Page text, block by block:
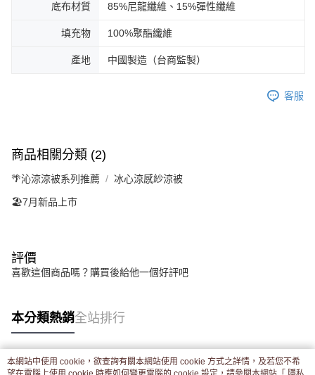
底布材質 85%尼龍纖維、15%彈性纖維
填充物 100%聚酯纖維
產地 中國製造（台商監製）
客服
商品相關分類 (2)
🌴沁涼涼被系列推薦 冰心涼感紗涼被
🏖️7月新品上市
評價
喜歡這個商品嗎？購買後給他一個好評吧
本分類熱銷全站排行
本網站中使用 cookie，欲查詢有關本網站使用 cookie 方式之詳情，及若您不希